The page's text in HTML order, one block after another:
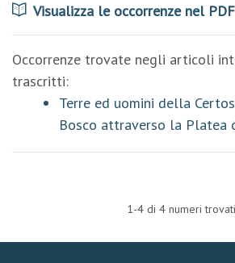
Visualizza le occorrenze nel
Occorrenze trovate negli articoli
trascritti:
Terre ed uomini della
Bosco attraverso la Platea
1-4 di 4 numeri trovati